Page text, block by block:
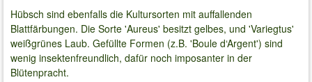
Hübsch sind ebenfalls die Kultursorten mit auffallenden
Blattfärbungen. Die Sorte 'Aureus' besitzt gelbes, und 'Variegtus'
weißgrünes Laub. Gefüllte Formen (z.B. 'Boule d‘Argent') sind
wenig insektenfreundlich, dafür noch imposanter in der
Blütenpracht.